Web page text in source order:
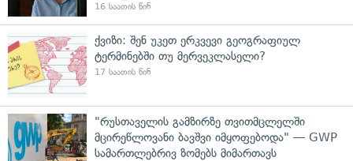
16 საათის წინ
ქვიზი: შენ უკეთ ერკვევი გეოგრაფიულ
ტერმინებში თუ მერვეკლასელი?
17 საათის წინ
"რუსთაველის გამზირზე თვითმცლელში
მცირეწლოვანი ბავშვი იმყოფებოდა" — GWP
სამართლებრივ ზომებს მიმართავს